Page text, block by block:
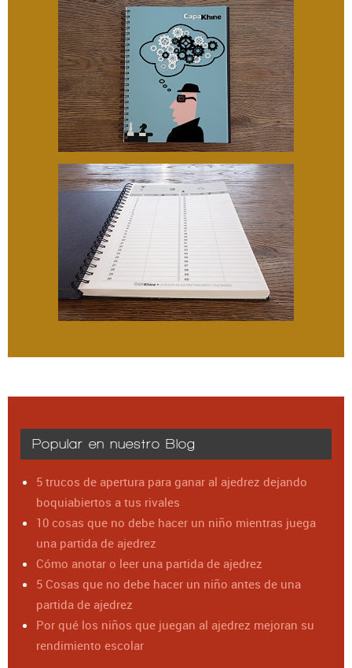
Popular en nuestro Blog
5 trucos de apertura para ganar al ajedrez dejando
boquiabiertos a tus rivales
10 cosas que no debe hacer un niño mientras juega
una partida de ajedrez
Cómo anotar o leer una partida de ajedrez
5 Cosas que no debe hacer un niño antes de una
partida de ajedrez
Por qué los niños que juegan al ajedrez mejoran su
rendimiento escolar